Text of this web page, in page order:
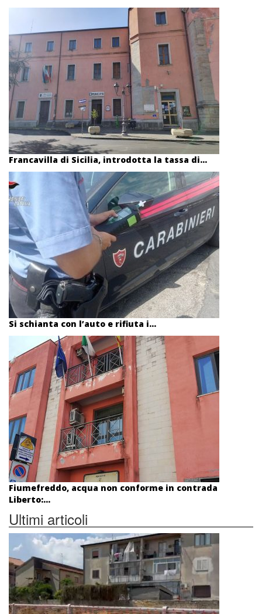
Francavilla di Sicilia, introdotta la tassa di...
Si schianta con l’auto e rifiuta i...
Fiumefreddo, acqua non conforme in contrada
Liberto:...
Ultimi articoli